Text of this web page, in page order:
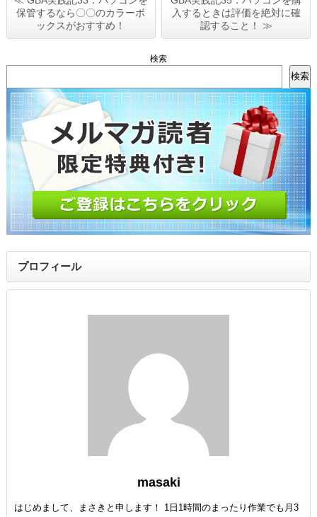
保管するなら〇〇のカラーボ
ックスがおすすめ！
入するときは評価を絶対に確
認すること！ ≫
検索
検索
プロフィール
masaki
はじめまして、まさきと申します！ 1日1時間のまったり作業でも月3